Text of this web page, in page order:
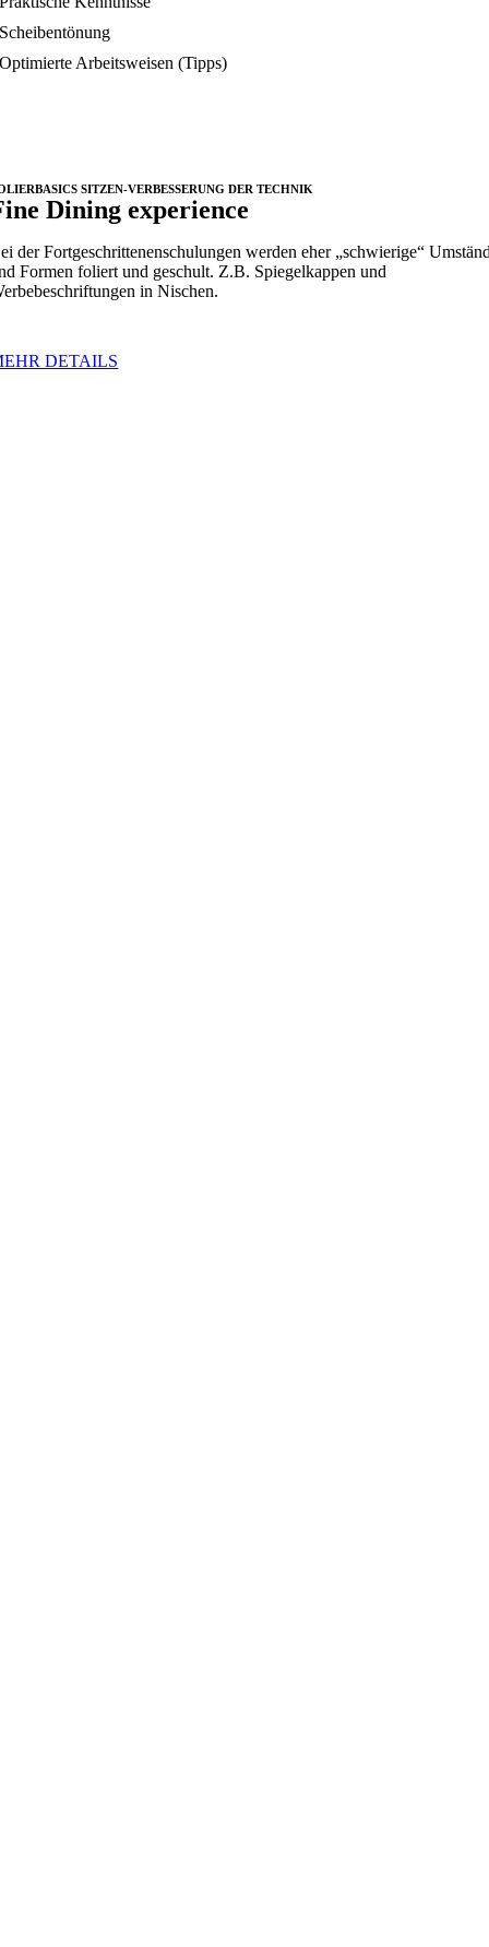
Scheibentönung
Optimierte Arbeitsweisen (Tipps)
SITZEN-VERBESSERUNG DER TECHNIK
Dining experience
der Fortgeschrittenenschulungen werden eher „schwierige“
Formen foliert und geschult. Z.B. Spiegelkappen und
in Nischen.
DETAILS